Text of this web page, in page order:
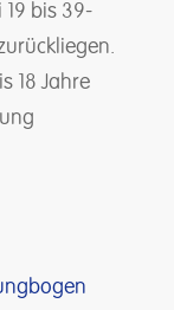
19 bis 39-
18 Jahre